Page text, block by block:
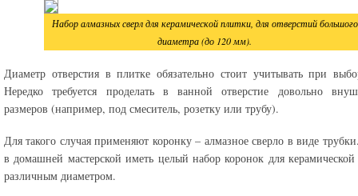
Набор алмазных сверл для керамической плитки, для отверстий большого
диаметра (до 120 мм).
Диаметр отверстия в плитке обязательно стоит учитывать при
Нередко требуется проделать в ванной отверстие довольно
размеров (например, под смеситель, розетку или трубу).
Для такого случая применяют коронку – алмазное сверло в виде
в домашней мастерской иметь целый набор коронок для
различным диаметром.